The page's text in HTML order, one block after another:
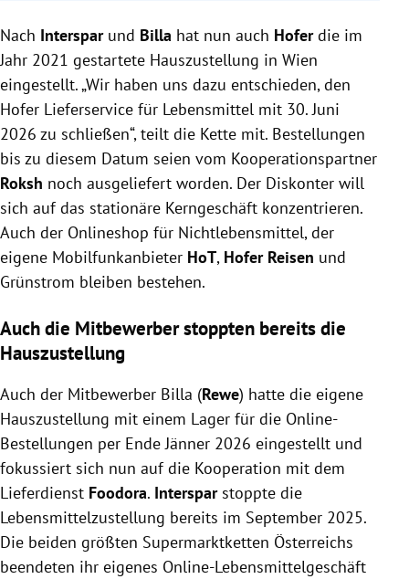
Lebensmittellieferdienst in Wien mit 30. Juni 2026
ein und beendet die Zusammenarbeit mit Roksh.
Der Diskonter will sich stärker auf das stationäre
Kerngeschäft konzentrieren, während andere
Angebote wie HoT, Hofer Reisen und der Non-Food-
Onlineshop bestehen bleiben.
Zuvor hatten bereits Billa und Interspar ihre eigene
Hauszustellung aus Kostengründen beendet,
wovon Anbieter wie Alfies und Gurkerl profitieren.
Nach Interspar und Billa hat nun auch Hoferdie im
Jahr 2021 gestartete Hauszustellung in Wien
eingestellt. „Wir haben uns dazu entschieden, den
Hofer Lieferservice für Lebensmittel mit 30. Juni
2026 zu schließen“, teilt die Kette mit. Bestellungen
bis zu diesem Datum seien vom Kooperationspartner
Roksh noch ausgeliefert worden. Der Diskonter will
sich auf das stationäre Kerngeschäft konzentrieren.
Auch der Onlineshop für Nichtlebensmittel, der
eigene Mobilfunkanbieter HoT, Hofer Reisen und
Grünstrom bleiben bestehen.
Auch die Mitbewerber stoppten bereits die
Hauszustellung
Auch der Mitbewerber Billa (Rewe) hatte die eigene
Hauszustellung mit einem Lager für die Online-
Bestellungen per Ende Jänner 2026 eingestellt und
fokussiert sich nun auf die Kooperation mit dem
Lieferdienst Foodora. Intersparstoppte die
Lebensmittelzustellung bereits im September 2025.
Die beiden größten Supermarktketten Österreichs
beendeten ihr eigenes Online-Lebensmittelgeschäft